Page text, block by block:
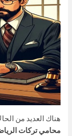
هناك العديد من
محامي تركات